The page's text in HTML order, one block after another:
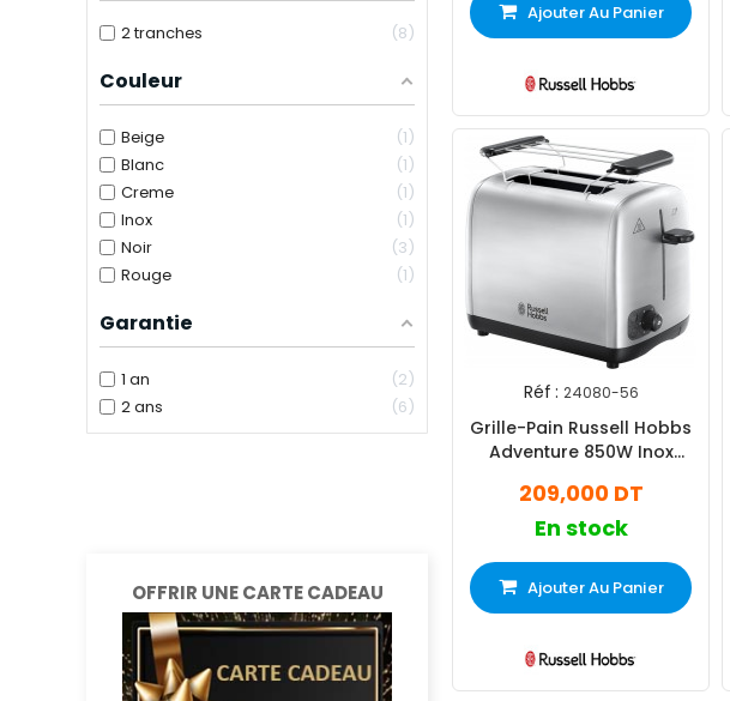
2 tranches 8
Couleur
Beige
1
Blanc
1
Creme
1
Inox
1
Noir
3
Rouge
1
Garantie
1 an
2
2 ans
6
OFFRIR UNE CARTE CADEAU
Ajouter Au Panier
Réf : 24080-56
Grille-Pain Russell Hobbs
Adventure 850W Inox
209,000 DT
En stock
Ajouter Au Panier